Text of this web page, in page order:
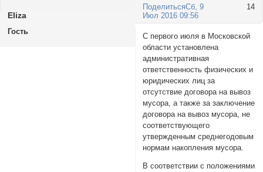
Поделиться 14
Сб, 9
Июл 2016 09:56
Eliza
Гость
С первого июля в Московской
области установлена
административная
ответственность физических и
юридических лиц за
отсутствие договора на вывоз
мусора, а также за заключение
договора на вывоз мусора, не
соответствующего
утвержденным среднегодовым
нормам накопления мусора.
В соответствии с положениями